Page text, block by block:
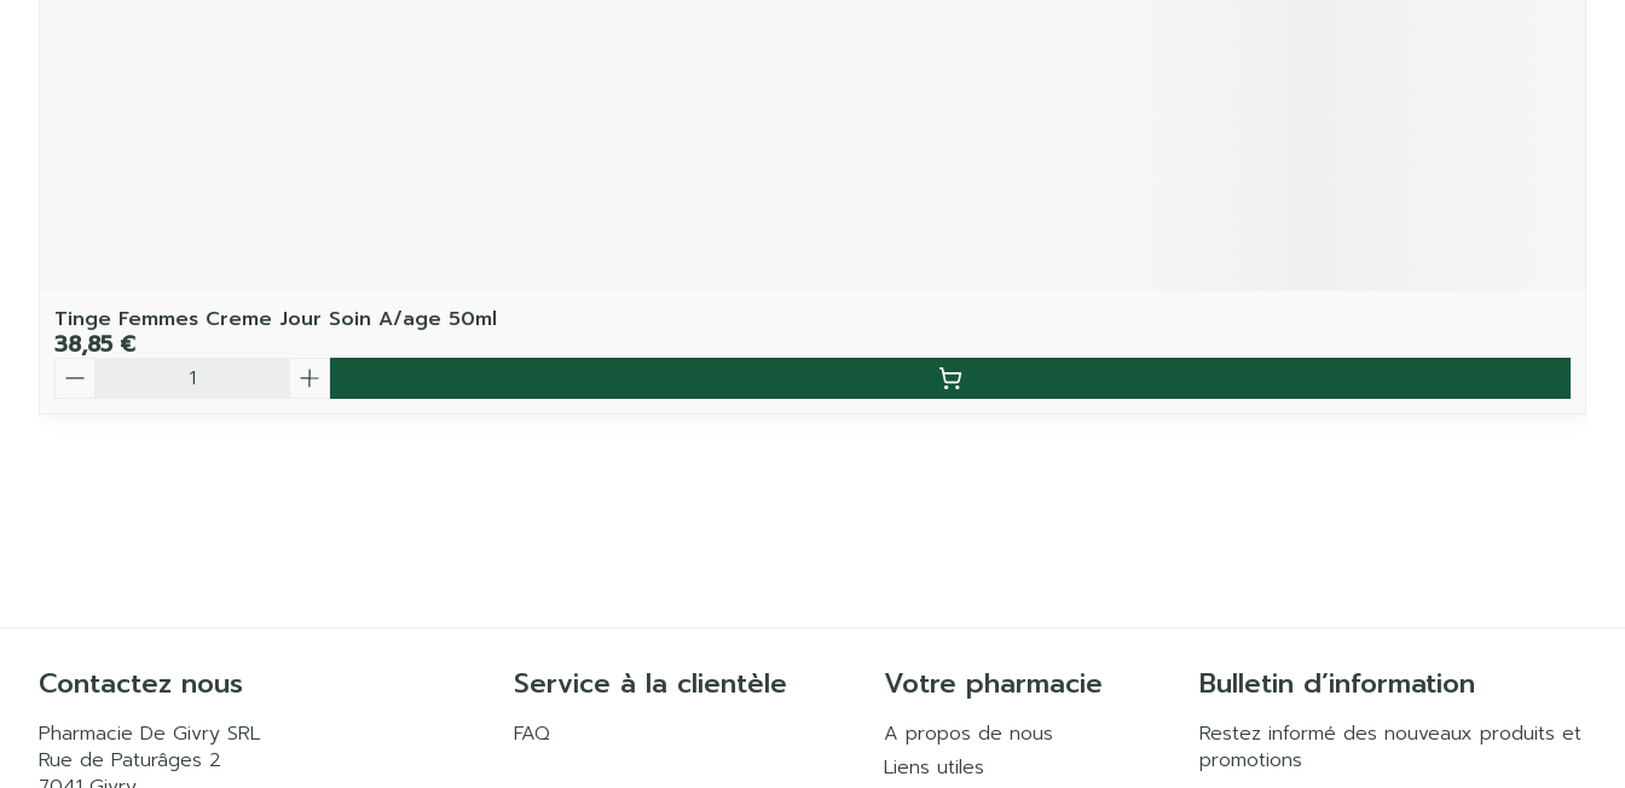
Tinge Femmes Creme Jour Soin A/age 50ml
38,85 €
Contactez nous
Pharmacie De Givry SRL
Rue de Paturâges 2
Service à la clientèle
FAQ
Votre pharmacie
A propos de nous
Liens utiles
Bulletin d’information
Restez informé des nouveaux produits et
promotions